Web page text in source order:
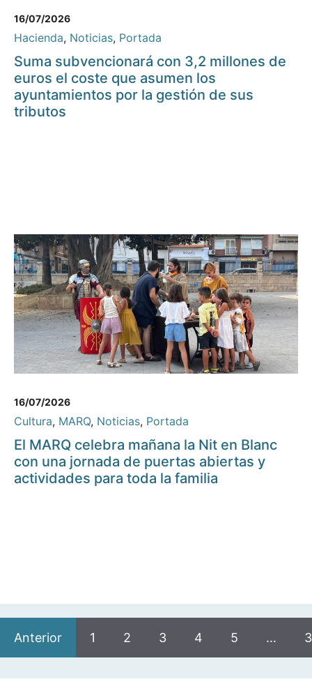
16/07/2026
Hacienda, Noticias, Portada
Suma subvencionará con 3,2 millones de
euros el coste que asumen los
ayuntamientos por la gestión de sus
tributos
16/07/2026
Cultura, MARQ, Noticias, Portada
El MARQ celebra mañana la Nit en Blanc
con una jornada de puertas abiertas y
actividades para toda la familia
Anterior 1 2 3 4 5 …